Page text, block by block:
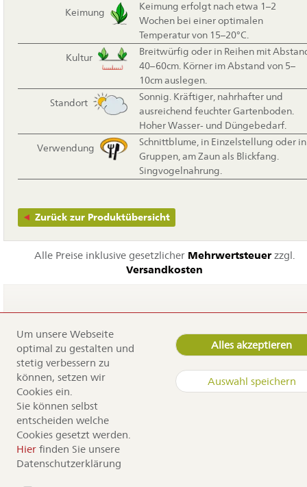
Keimung
Keimung erfolgt nach etwa 1–2
Wochen bei einer optimalen
Temperatur von 15–20°C.
Kultur
Breitwürfig oder in Reihen mit
40–60cm. Körner im Abstand von 5–
10cm auslegen.
Standort
Sonnig. Kräftiger, nahrhafter und
ausreichend feuchter Gartenboden.
Hoher Wasser- und Düngebedarf.
Verwendung
Schnittblume, in Einzelstellung oder in
Gruppen, am Zaun als Blickfang.
Singvogelnahrung.
Zurück zur Produktübersicht
Alle Preise inklusive gesetzlicher Mehrwertsteuerzzgl.
Versandkosten
Navigation
überspringen
Home
Service
Dürr Samen
Kontakt
Um unsere Webseite
optimal zu gestalten und
stetig verbessern zu
können, setzen wir
Cookies ein.
Sie können selbst
entscheiden welche
Cookies gesetzt werden.
Hier finden Sie unsere
Datenschutzerklärung
Alles akzeptieren
Auswahl speichern